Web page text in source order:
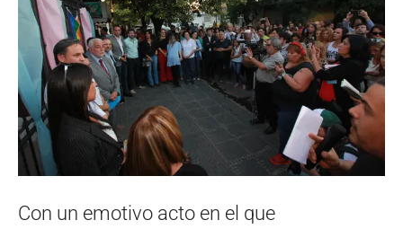
Con un emotivo acto en el que